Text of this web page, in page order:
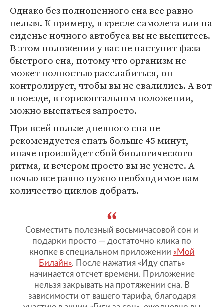
Однако без полноценного сна все равно
нельзя. К примеру, в кресле самолета или на
сиденье ночного автобуса вы не выспитесь.
В этом положении у вас не наступит фаза
быстрого сна, потому что организм не
может полностью расслабиться, он
контролирует, чтобы вы не свалились. А вот
в поезде, в горизонтальном положении,
можно выспаться запросто.
При всей пользе дневного сна не
рекомендуется спать больше 45 минут,
иначе произойдет сбой биологического
ритма, и вечером просто вы не уснете. А
ночью все равно нужно необходимое вам
количество циклов добрать.
Совместить полезный восьмичасовой сон и
подарки просто — достаточно клика по
кнопке в специальном приложении «Мой
Билайн». После нажатия «Иду спать»
начинается отсчет времени. Приложение
нельзя закрывать на протяжении сна. В
зависимости от вашего тарифа, благодаря